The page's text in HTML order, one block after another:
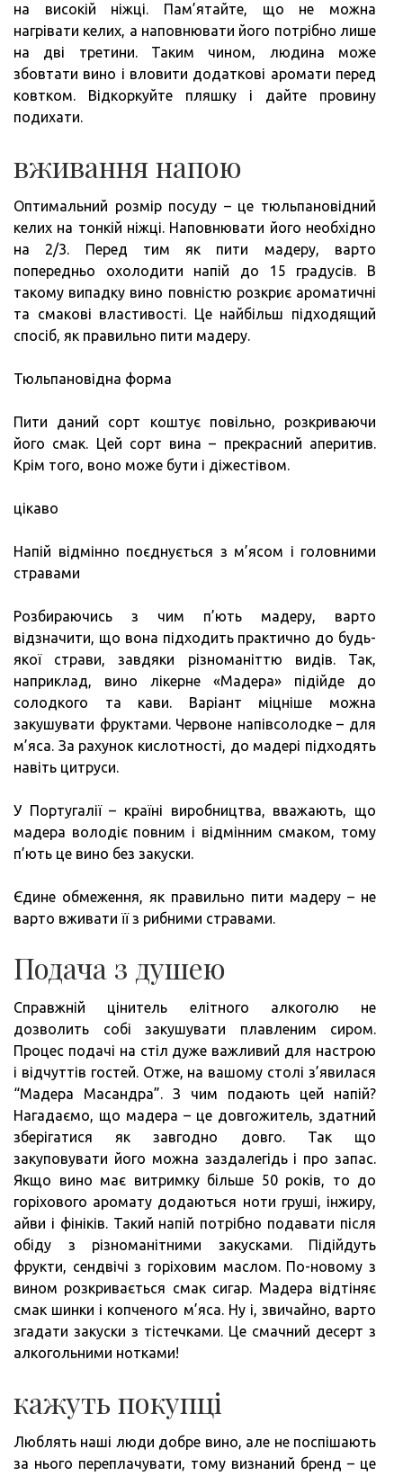
на високій ніжці. Пам’ятайте, що не можна
нагрівати келих, а наповнювати його потрібно лише
на дві третини. Таким чином, людина може
збовтати вино і вловити додаткові аромати перед
ковтком. Відкоркуйте пляшку і дайте провину
подихати.
вживання напою
Оптимальний розмір посуду – це тюльпановідний
келих на тонкій ніжці. Наповнювати його необхідно
на 2/3. Перед тим як пити мадеру, варто
попередньо охолодити напій до 15 градусів. В
такому випадку вино повністю розкриє ароматичні
та смакові властивості. Це найбільш підходящий
спосіб, як правильно пити мадеру.
Тюльпановідна форма
Пити даний сорт коштує повільно, розкриваючи
його смак. Цей сорт вина – прекрасний аперитив.
Крім того, воно може бути і діжестівом.
цікаво
Напій відмінно поєднується з м’ясом і головними
стравами
Розбираючись з чим п’ють мадеру, варто
відзначити, що вона підходить практично до будь-
якої страви, завдяки різноманіттю видів. Так,
наприклад, вино лікерне «Мадера» підійде до
солодкого та кави. Варіант міцніше можна
закушувати фруктами. Червоне напівсолодке – для
м’яса. За рахунок кислотності, до мадері підходять
навіть цитруси.
У Португалії – країні виробництва, вважають, що
мадера володіє повним і відмінним смаком, тому
п’ють це вино без закуски.
Єдине обмеження, як правильно пити мадеру – не
варто вживати її з рибними стравами.
Подача з душею
Справжній цінитель елітного алкоголю не
дозволить собі закушувати плавленим сиром.
Процес подачі на стіл дуже важливий для настрою
і відчуттів гостей. Отже, на вашому столі з’явилася
“Мадера Масандра”. З чим подають цей напій?
Нагадаємо, що мадера – це довгожитель, здатний
зберігатися як завгодно довго. Так що
закуповувати його можна заздалегідь і про запас.
Якщо вино має витримку більше 50 років, то до
горіхового аромату додаються ноти груші, інжиру,
айви і фініків. Такий напій потрібно подавати після
обіду з різноманітними закусками. Підійдуть
фрукти, сендвічі з горіховим маслом. По-новому з
вином розкривається смак сигар. Мадера відтіняє
смак шинки і копченого м’яса. Ну і, звичайно, варто
згадати закуски з тістечками. Це смачний десерт з
алкогольними нотками!
кажуть покупці
Люблять наші люди добре вино, але не поспішають
за нього переплачувати, тому визнаний бренд – це